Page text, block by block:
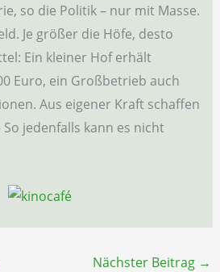
so die Politik – nur mit Masse.
Je größer die Höfe, desto
Ein kleiner Hof erhält
Euro, ein Großbetrieb auch
Aus eigener Kraft schaffen
jedenfalls kann es nicht
Nächster Beitrag →